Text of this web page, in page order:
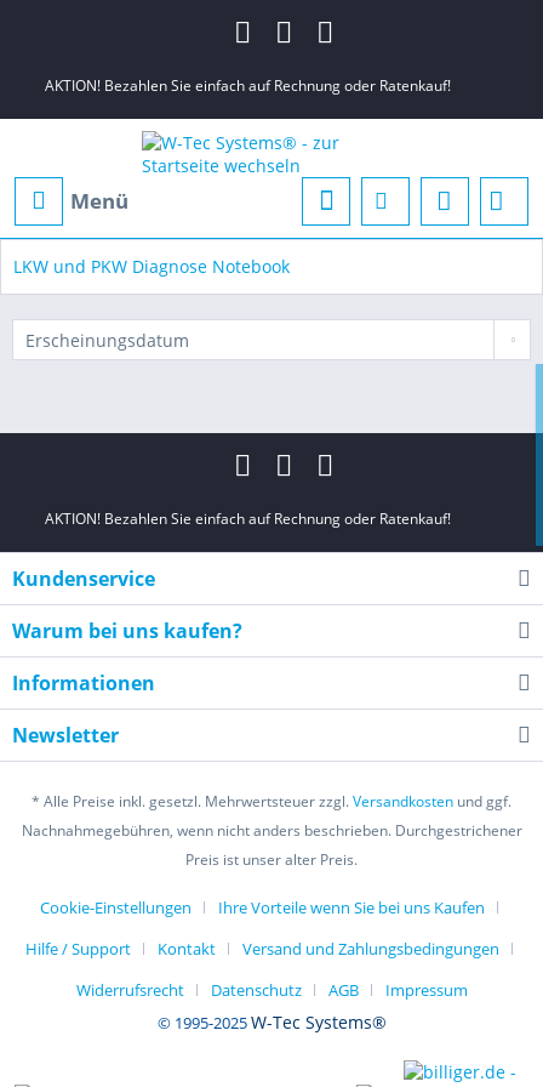
AKTION! Bezahlen Sie einfach auf Rechnung oder Ratenkauf!
Menü
LKW und PKW Diagnose Notebook
AKTION! Bezahlen Sie einfach auf Rechnung oder Ratenkauf!
Kundenservice
Warum bei uns kaufen?
Informationen
Newsletter
* Alle Preise inkl. gesetzl. Mehrwertsteuer zzgl.Versandkosten und ggf.
Nachnahmegebühren, wenn nicht anders beschrieben. Durchgestrichener
Preis ist unser alter Preis.
Cookie-Einstellungen
Ihre Vorteile wenn Sie bei uns Kaufen
Hilfe / Support
Kontakt
Versand und Zahlungsbedingungen
Widerrufsrecht
Datenschutz AGB
Impressum
© 1995-2025W-Tec Systems®